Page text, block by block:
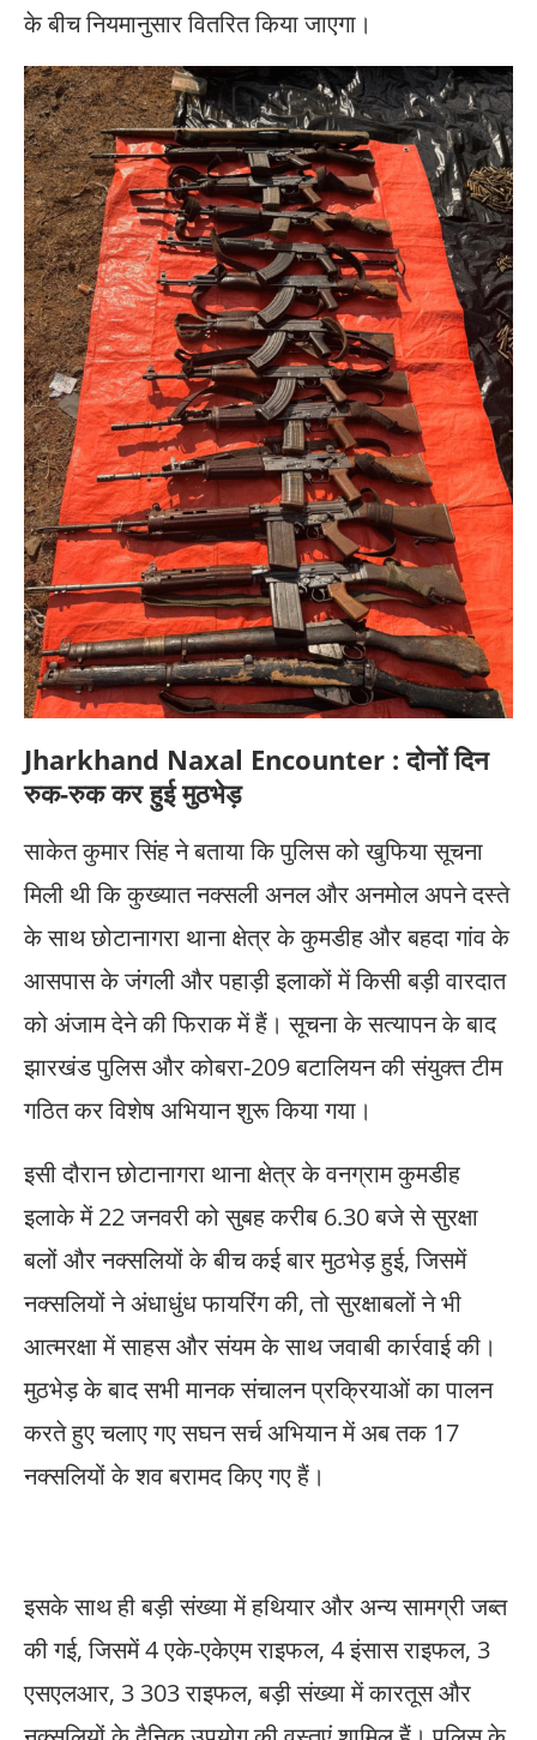
के बीच नियमानुसार वितरित किया जाएगा।
Jharkhand Naxal Encounter : दोनों दिन
रुक-रुक कर हुई मुठभेड़
साकेत कुमार सिंह ने बताया कि पुलिस को खुफिया सूचना
मिली थी कि कुख्यात नक्सली अनल और अनमोल अपने दस्ते
के साथ छोटानागरा थाना क्षेत्र के कुमडीह और बहदा गांव के
आसपास के जंगली और पहाड़ी इलाकों में किसी बड़ी वारदात
को अंजाम देने की फिराक में हैं। सूचना के सत्यापन के बाद
झारखंड पुलिस और कोबरा-209 बटालियन की संयुक्त टीम
गठित कर विशेष अभियान शुरू किया गया।
इसी दौरान छोटानागरा थाना क्षेत्र के वनग्राम कुमडीह
इलाके में 22 जनवरी को सुबह करीब 6.30 बजे से सुरक्षा
बलों और नक्सलियों के बीच कई बार मुठभेड़ हुई, जिसमें
नक्सलियों ने अंधाधुंध फायरिंग की, तो सुरक्षाबलों ने भी
आत्मरक्षा में साहस और संयम के साथ जवाबी कार्रवाई की।
मुठभेड़ के बाद सभी मानक संचालन प्रक्रियाओं का पालन
करते हुए चलाए गए सघन सर्च अभियान में अब तक 17
नक्सलियों के शव बरामद किए गए हैं।
इसके साथ ही बड़ी संख्या में हथियार और अन्य सामग्री जब्त
की गई, जिसमें 4 एके-एकेएम राइफल, 4 इंसास राइफल, 3
एसएलआर, 3 303 राइफल, बड़ी संख्या में कारतूस और